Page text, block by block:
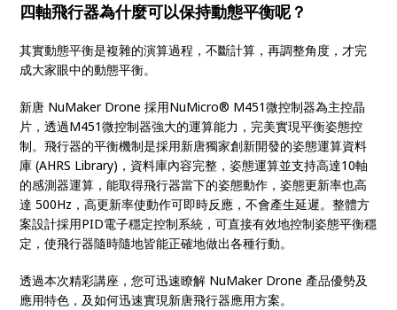
四軸飛行器為什麼可以保持動態平衡呢？
其實動態平衡是複雜的演算過程，不斷計算，再調整角度，才完
成大家眼中的動態平衡。
新唐 NuMaker Drone採用NuMicro® M451微控制器為主控晶
片，透過M451微控制器強大的運算能力，完美實現平衡姿態控
制。飛行器的平衡機制是採用新唐獨家創新開發的姿態運算資料
庫 (AHRS Library) ，資料庫內容完整，姿態運算並支持高達10軸
的感測器運算，能取得飛行器當下的姿態動作，姿態更新率也高
達 500Hz ，高更新率使動作可即時反應，不會產生延遲。整體方
案設計採用PID電子穩定控制系統，可直接有效地控制姿態平衡穩
定，使飛行器隨時隨地皆能正確地做出各種行動。
透過本次精彩講座，您可迅速瞭解 NuMaker Drone 產品優勢及
應用特色，及如何迅速實現新唐飛行器應用方案。